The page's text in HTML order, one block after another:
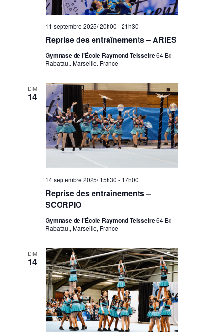
Reprise des entraînements – ARIES
11 septembre 2025/ 20h00 -21h30
Gymnase de l’École Raymond Teisseire64 Bd
Rabatau,, Marseille, France
DIM
14
Reprise des entraînements –
SCORPIO
14 septembre 2025/ 15h30 - 17h00
Gymnase de l’École Raymond Teisseire64 Bd
Rabatau,, Marseille, France
DIM
14